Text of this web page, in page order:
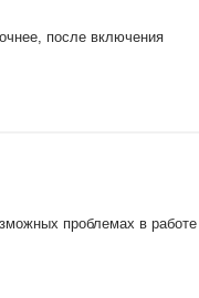
после включения
проблемах в работе